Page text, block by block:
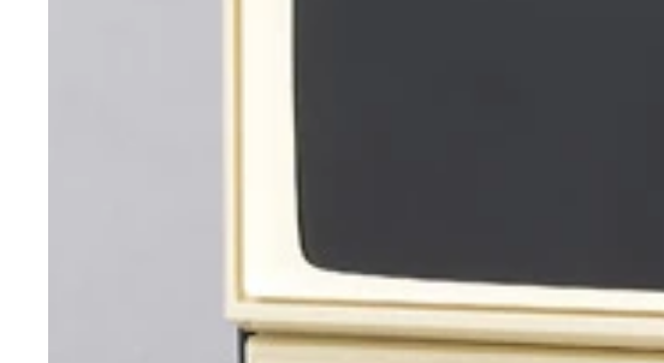
ドン・キホーテ「情熱価格＋ＰＬＵＳ米屋がこだわった三合ジ
ＴａｏＴｒｏｎｉｃｓ「ＴＴ－ＢＨ０７」自信を持ってオスス
ビタントニオ「グルメオーブン ＶＧＯ－５５」３０㎝の本格